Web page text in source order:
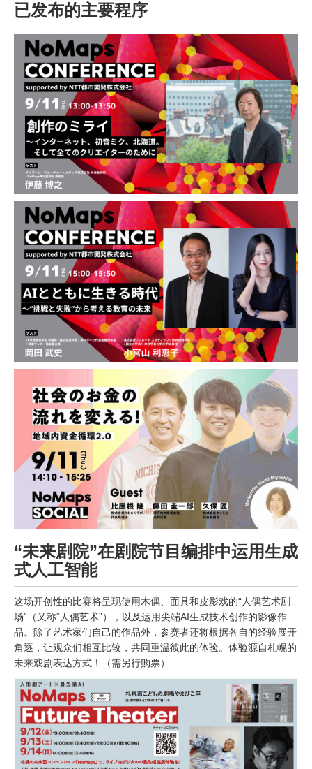
已发布的主要程序
“未来剧院”在剧院节目编排中运用生成
式人工智能
这场开创性的比赛将呈现使用木偶、面具和皮影戏的“人偶艺术剧
场”（又称“人偶艺术”），以及运用尖端AI生成技术创作的影像作
品。除了艺术家们自己的作品外，参赛者还将根据各自的经验展开
角逐，让观众们相互比较，共同重温彼此的体验。体验源自札幌的
未来戏剧表达方式！（需另行购票）